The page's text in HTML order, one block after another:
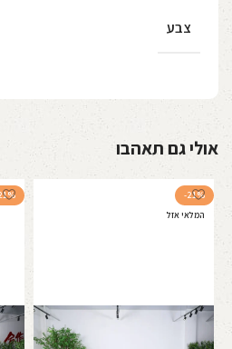
צבע
אולי גם תאהבו
-21%
המלאי אזל